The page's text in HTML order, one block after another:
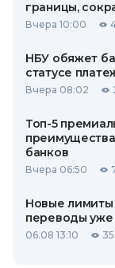
границы,
Вчера 10:00
НБУ обяжет
статусе
Вчера 08:02
Топ-5
банков
Вчера 06:50
Новые лимиты
переводы уже
06.08 13:10